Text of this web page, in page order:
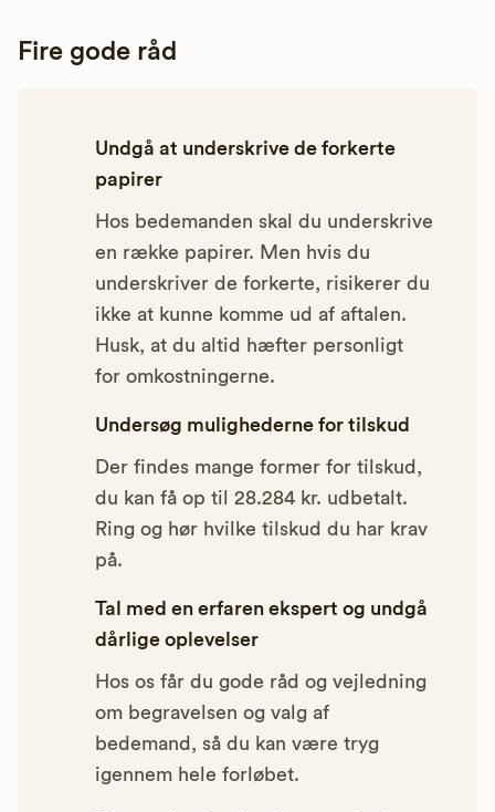
Fire gode råd
Undgå at underskrive de forkerte
papirer
Hos bedemanden skal du underskrive
en række papirer. Men hvis du
underskriver de forkerte, risikerer du
ikke at kunne komme ud af aftalen.
Husk, at du altid hæfter personligt
for omkostningerne.
Undersøg mulighederne for tilskud
Der findes mange former for tilskud,
du kan få op til 28.284 kr. udbetalt.
Ring og hør hvilke tilskud du har krav
på.
Tal med en erfaren ekspert og undgå
dårlige oplevelser
Hos os får du gode råd og vejledning
om begravelsen og valg af
bedemand, så du kan være tryg
igennem hele forløbet.